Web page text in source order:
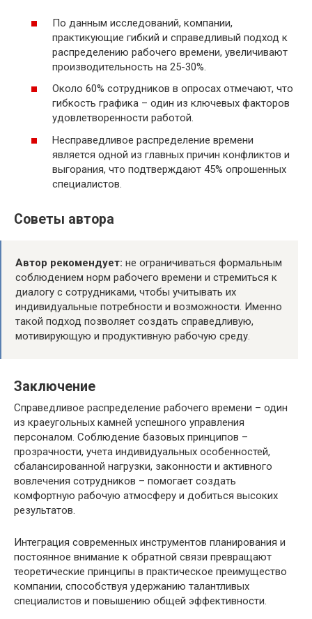
По данным исследований, компании,
практикующие гибкий и справедливый подход к
распределению рабочего времени, увеличивают
производительность на 25-30%.
Около 60% сотрудников в опросах отмечают, что
гибкость графика – один из ключевых факторов
удовлетворенности работой.
Несправедливое распределение времени
является одной из главных причин конфликтов и
выгорания, что подтверждают 45% опрошенных
специалистов.
Советы автора
Автор рекомендует: не ограничиваться формальным
соблюдением норм рабочего времени и стремиться к
диалогу с сотрудниками, чтобы учитывать их
индивидуальные потребности и возможности. Именно
такой подход позволяет создать справедливую,
мотивирующую и продуктивную рабочую среду.
Заключение
Справедливое распределение рабочего времени – один
из краеугольных камней успешного управления
персоналом. Соблюдение базовых принципов –
прозрачности, учета индивидуальных особенностей,
сбалансированной нагрузки, законности и активного
вовлечения сотрудников – помогает создать
комфортную рабочую атмосферу и добиться высоких
результатов.
Интеграция современных инструментов планирования и
постоянное внимание к обратной связи превращают
теоретические принципы в практическое преимущество
компании, способствуя удержанию талантливых
специалистов и повышению общей эффективности.